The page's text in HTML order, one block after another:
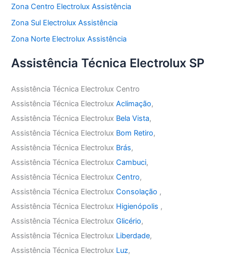
Zona Centro Electrolux Assistência
Zona Sul Electrolux Assistência
Zona Norte Electrolux Assistência
Assistência Técnica Electrolux SP
Assistência Técnica Electrolux Centro
Assistência Técnica ElectroluxAclimação,
Assistência Técnica Electrolux Bela Vista,
Assistência Técnica Electrolux Bom Retiro,
Assistência Técnica Electrolux Brás,
Assistência Técnica ElectroluxCambuci,
Assistência Técnica ElectroluxCentro,
Assistência Técnica ElectroluxConsolação ,
Assistência Técnica Electrolux Higienópolis ,
Assistência Técnica ElectroluxGlicério,
Assistência Técnica Electrolux Liberdade,
Assistência Técnica Electrolux Luz,